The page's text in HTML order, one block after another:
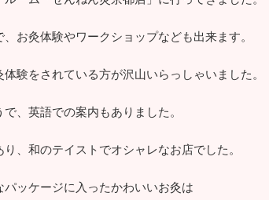
お灸体験やワークショップなども出来ます。
験をされている方が沢山いらっしゃいました。
、英語での案内もありました。
、和のテイストでオシャレなお店でした。
ッケージに入ったかわいいお灸は